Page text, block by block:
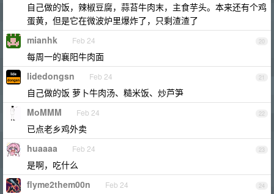
自己做的饭，辣椒豆腐，蒜苔牛肉末，主食芋头。本来还有个鸡
蛋黄，但是它在微波炉里爆炸了，只剩渣渣了
20
mianhk Feb 24
每周一的襄阳牛肉面
21
lidedongsn Feb 24
自己做的饭 萝卜牛肉汤、糙米饭、炒芦笋
22
MoMMM Feb 24
已点老乡鸡外卖
23
huaaaa Feb 24
是啊，吃什么
24
flyme2them00n Feb 24